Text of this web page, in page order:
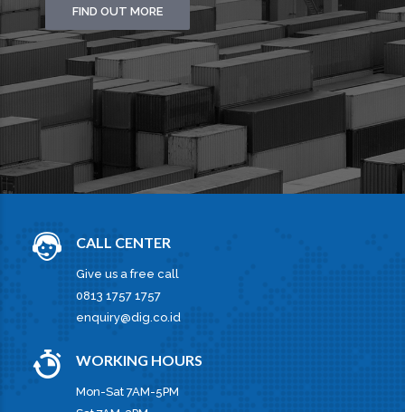
FIND OUT MORE
CALL CENTER
Give us a free call
0813 1757 1757
enquiry@dig.co.id
WORKING HOURS
Mon-Sat 7AM-5PM